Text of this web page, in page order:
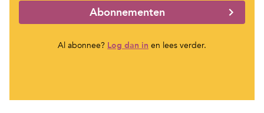
Abonnementen
Al abonnee? Log dan in en lees verder.